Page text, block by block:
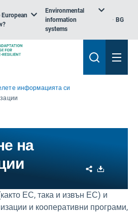
Environmental
information
systems
BG
информацията си
на
Share
ЕС, така и извън ЕС) и
и кооперативни програми,